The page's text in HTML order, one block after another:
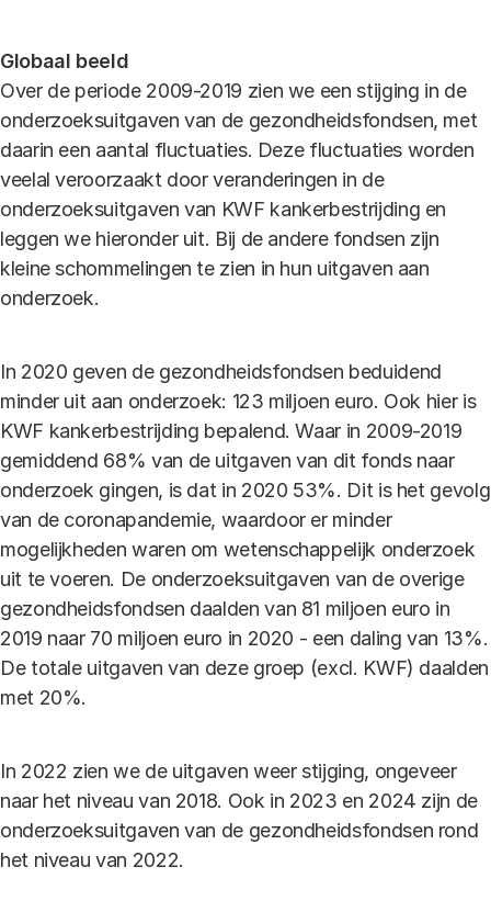
Globaal beeld
Over de periode 2009-2019 zien we een stijging in de
onderzoeksuitgaven van de gezondheidsfondsen, met
daarin een aantal fluctuaties. Deze fluctuaties worden
veelal veroorzaakt door veranderingen in de
onderzoeksuitgaven van KWF kankerbestrijding en
leggen we hieronder uit. Bij de andere fondsen zijn
kleine schommelingen te zien in hun uitgaven aan
onderzoek.
In 2020 geven de gezondheidsfondsen beduidend
minder uit aan onderzoek: 123 miljoen euro. Ook hier is
KWF kankerbestrijding bepalend. Waar in 2009-2019
gemiddend 68% van de uitgaven van dit fonds naar
onderzoek gingen, is dat in 2020 53%. Dit is het gevolg
van de coronapandemie, waardoor er minder
mogelijkheden waren om wetenschappelijk onderzoek
uit te voeren. De onderzoeksuitgaven van de overige
gezondheidsfondsen daalden van 81 miljoen euro in
2019 naar 70 miljoen euro in 2020 - een daling van 13%.
De totale uitgaven van deze groep (excl. KWF) daalden
met 20%.
In 2022 zien we de uitgaven weer stijging, ongeveer
naar het niveau van 2018. Ook in 2023 en 2024 zijn de
onderzoeksuitgaven van de gezondheidsfondsen rond
het niveau van 2022.